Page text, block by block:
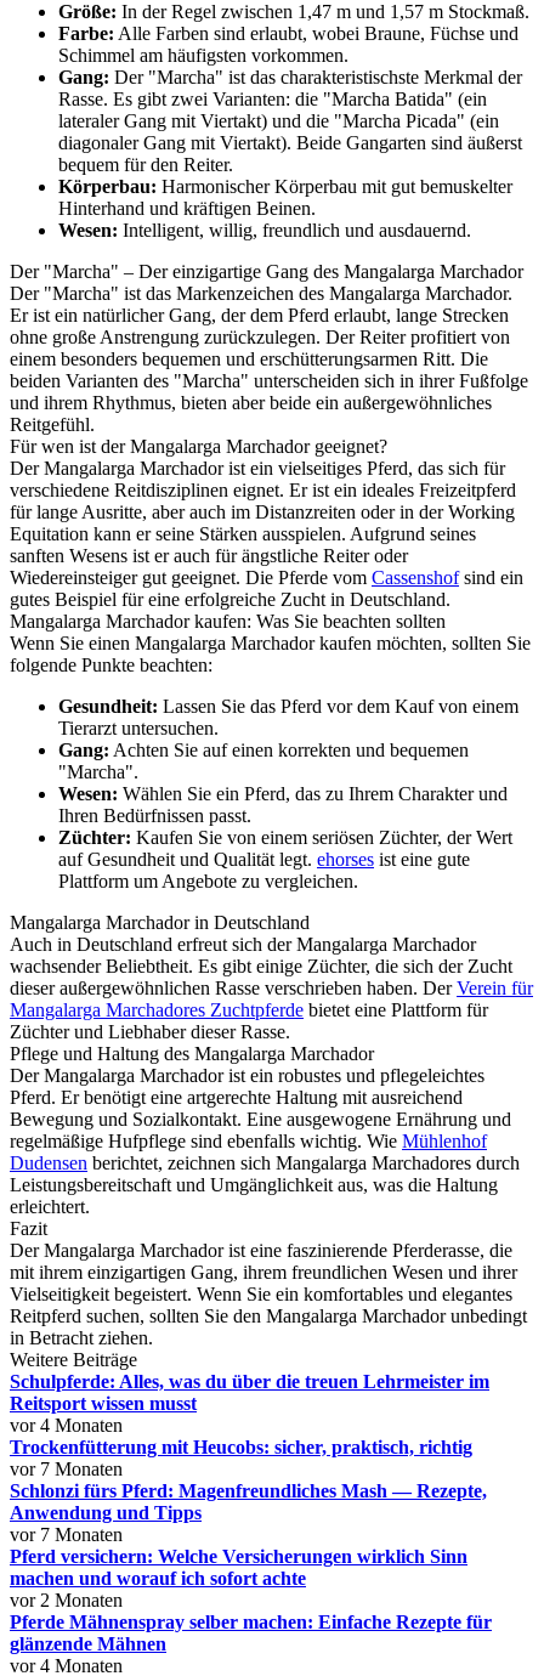
Größe: In der Regel zwischen 1,47 m und 1,57 m Stockmaß.
Farbe: Alle Farben sind erlaubt, wobei Braune, Füchse und
Schimmel am häufigsten vorkommen.
Gang: Der "Marcha" ist das charakteristischste Merkmal der
Rasse. Es gibt zwei Varianten: die "Marcha Batida" (ein
lateraler Gang mit Viertakt) und die "Marcha Picada" (ein
diagonaler Gang mit Viertakt). Beide Gangarten sind äußerst
bequem für den Reiter.
Körperbau: Harmonischer Körperbau mit gut bemuskelter
Hinterhand und kräftigen Beinen.
Wesen: Intelligent, willig, freundlich und ausdauernd.
Der "Marcha" – Der einzigartige Gang des Mangalarga Marchador
Der "Marcha" ist das Markenzeichen des Mangalarga Marchador.
Er ist ein natürlicher Gang, der dem Pferd erlaubt, lange Strecken
ohne große Anstrengung zurückzulegen. Der Reiter profitiert von
einem besonders bequemen und erschütterungsarmen Ritt. Die
beiden Varianten des "Marcha" unterscheiden sich in ihrer Fußfolge
und ihrem Rhythmus, bieten aber beide ein außergewöhnliches
Reitgefühl.
Für wen ist der Mangalarga Marchador geeignet?
Der Mangalarga Marchador ist ein vielseitiges Pferd, das sich für
verschiedene Reitdisziplinen eignet. Er ist ein ideales Freizeitpferd
für lange Ausritte, aber auch im Distanzreiten oder in der Working
Equitation kann er seine Stärken ausspielen. Aufgrund seines
sanften Wesens ist er auch für ängstliche Reiter oder
Wiedereinsteiger gut geeignet. Die Pferde vom Cassenshofsind ein
gutes Beispiel für eine erfolgreiche Zucht in Deutschland.
Mangalarga Marchador kaufen: Was Sie beachten sollten
Wenn Sie einen Mangalarga Marchador kaufen möchten, sollten Sie
folgende Punkte beachten:
Gesundheit: Lassen Sie das Pferd vor dem Kauf von einem
Tierarzt untersuchen.
Gang: Achten Sie auf einen korrekten und bequemen
"Marcha".
Wesen: Wählen Sie ein Pferd, das zu Ihrem Charakter und
Ihren Bedürfnissen passt.
Züchter: Kaufen Sie von einem seriösen Züchter, der Wert
auf Gesundheit und Qualität legt. ehorses ist eine gute
Plattform um Angebote zu vergleichen.
Mangalarga Marchador in Deutschland
Auch in Deutschland erfreut sich der Mangalarga Marchador
wachsender Beliebtheit. Es gibt einige Züchter, die sich der Zucht
dieser außergewöhnlichen Rasse verschrieben haben. DerVerein für
Mangalarga Marchadores Zuchtpferde bietet eine Plattform für
Züchter und Liebhaber dieser Rasse.
Pflege und Haltung des Mangalarga Marchador
Der Mangalarga Marchador ist ein robustes und pflegeleichtes
Pferd. Er benötigt eine artgerechte Haltung mit ausreichend
Bewegung und Sozialkontakt. Eine ausgewogene Ernährung und
regelmäßige Hufpflege sind ebenfalls wichtig. Wie Mühlenhof
Dudensen berichtet, zeichnen sich Mangalarga Marchadores durch
Leistungsbereitschaft und Umgänglichkeit aus, was die Haltung
erleichtert.
Fazit
Der Mangalarga Marchador ist eine faszinierende Pferderasse, die
mit ihrem einzigartigen Gang, ihrem freundlichen Wesen und ihrer
Vielseitigkeit begeistert. Wenn Sie ein komfortables und elegantes
Reitpferd suchen, sollten Sie den Mangalarga Marchador unbedingt
in Betracht ziehen.
Weitere Beiträge
Schulpferde: Alles, was du über die treuen Lehrmeister im
Reitsport wissen musst
vor 4 Monaten
Trockenfütterung mit Heucobs: sicher, praktisch, richtig
vor 7 Monaten
Schlonzi fürs Pferd: Magenfreundliches Mash — Rezepte,
Anwendung und Tipps
vor 7 Monaten
Pferd versichern: Welche Versicherungen wirklich Sinn
machen und worauf ich sofort achte
vor 2 Monaten
Pferde Mähnenspray selber machen: Einfache Rezepte für
glänzende Mähnen
vor 4 Monaten